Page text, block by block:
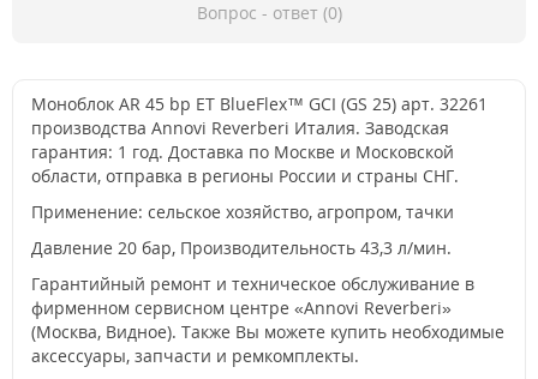
Вопрос - ответ (0)
Моноблок AR 45 bp ET BlueFlex™ GCI (GS 25) арт. 32261
производства Annovi Reverberi Италия. Заводская
гарантия: 1 год. Доставка по Москве и Московской
области, отправка в регионы России и страны СНГ.
Применение: сельское хозяйство, агропром, тачки
Давление 20 бар, Производительность 43,3 л/мин.
Гарантийный ремонт и техническое обслуживание в
фирменном сервисном центре «Annovi Reverberi»
(Москва, Видное). Также Вы можете купить необходимые
аксессуары, запчасти и ремкомплекты.